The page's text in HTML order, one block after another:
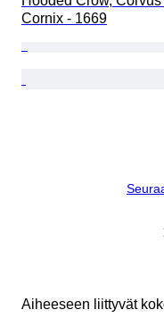
Cornix - 1669
Aiheeseen liittyvät